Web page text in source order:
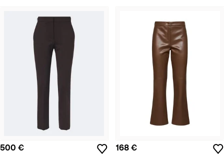
500 € 168 €